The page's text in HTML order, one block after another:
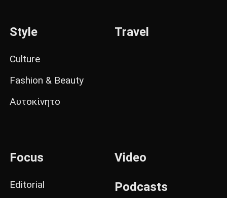
Style
Culture
Fashion & Beauty
Αυτοκίνητο
Travel
Focus
Editorial
Video
Podcasts